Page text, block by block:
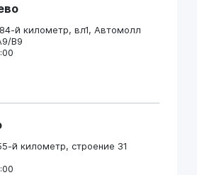
й километр, вл1, Автомолл
В9
й километр, строение 31